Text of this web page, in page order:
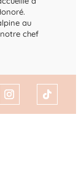
au
chef